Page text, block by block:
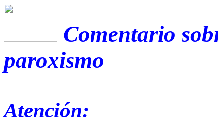
Comentario
paroxismo
Atención: